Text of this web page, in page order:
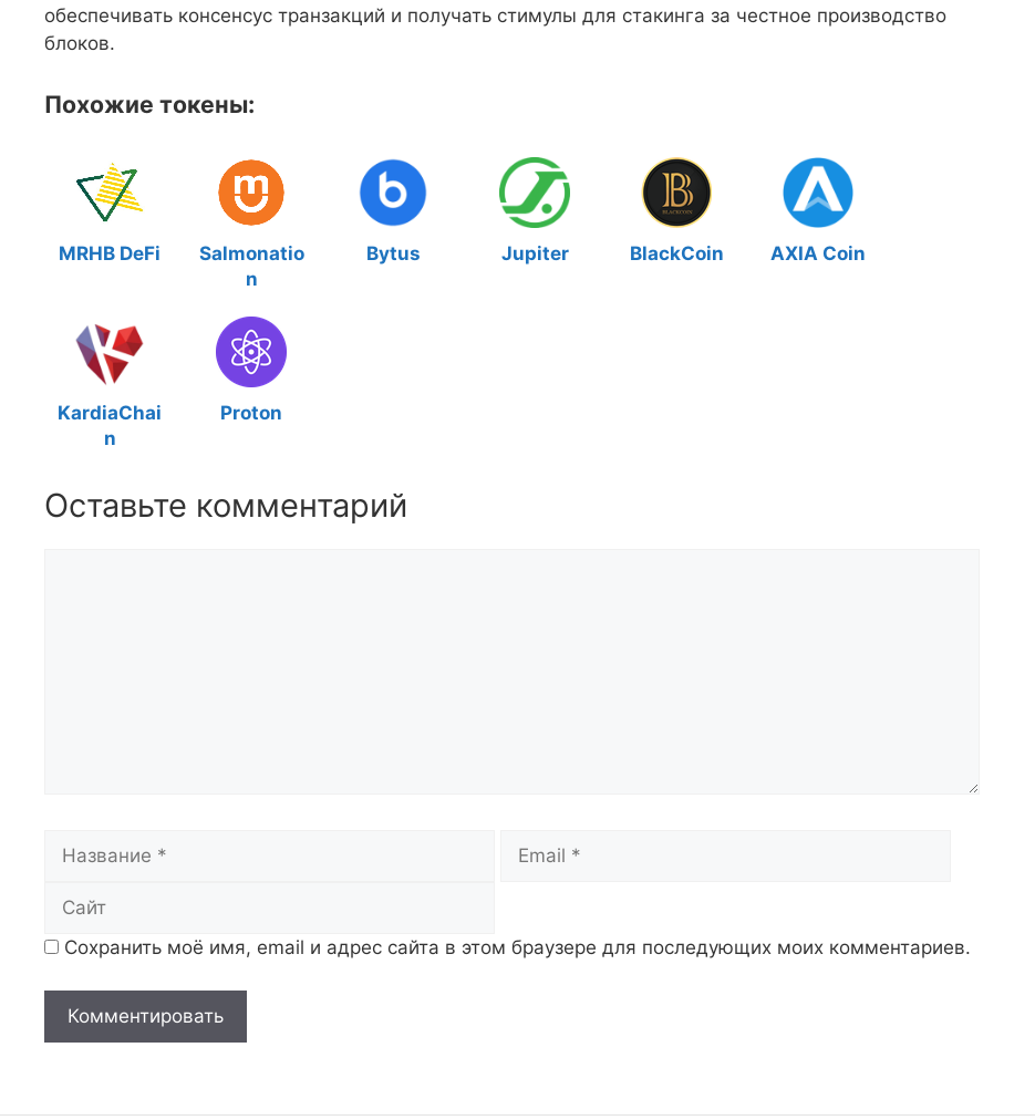
обеспечивать консенсус транзакций и получать стимулы для стакинга за честное производство
блоков.
Похожие токены:
MRHB DeFi
Salmonatio
n
Bytus Jupiter BlackCoin AXIA Coin
KardiaChai
n
Proton
Оставьте комментарий
Название Email
Сохранить моё имя, email и адрес сайта в этом браузере для последующих моих комментариев.